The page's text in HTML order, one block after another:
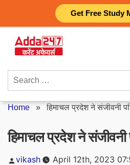
Get Free Study
content
Search
Home »हिमाचल प्रदेश ने संजीवनी
हिमाचल प्रदेश ने
Posted
vikash April 12th, 2023